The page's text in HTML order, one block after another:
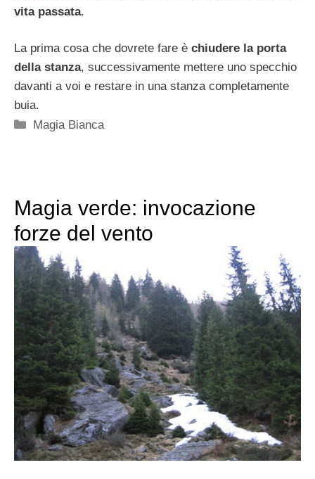
vita passata.
La prima cosa che dovrete fare è chiudere la porta
della stanza, successivamente mettere uno specchio
davanti a voi e restare in una stanza completamente
buia.
Categorie
Magia Bianca
Magia verde: invocazione
forze del vento